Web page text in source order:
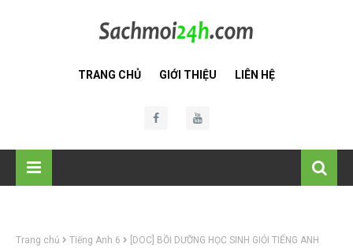
TRANG CHỦ GIỚI THIỆU LIÊN HỆ
Trang chủ Tiếng Anh 6
[DOC] BỒI DƯỠNG HỌC SINH GIỎI TIẾNG ANH